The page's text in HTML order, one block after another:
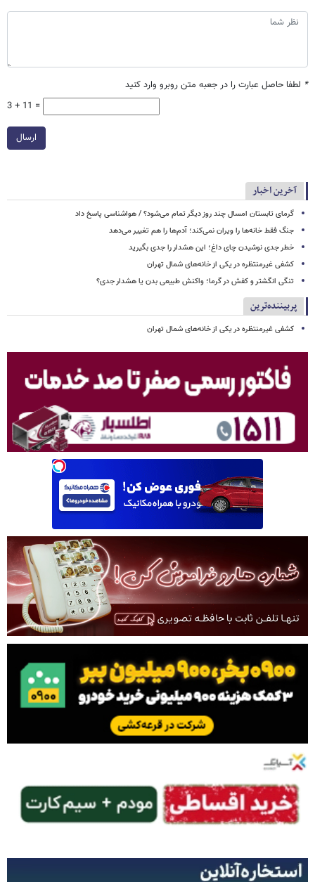
* لطفا حاصل عبارت را در جعبه متن روبرو وارد کنید
3 + 11 =
ارسال
آخرین اخبار
گرمای تابستان امسال چند روز دیگر تمام می‌شود؟ / هواشناسی پاسخ داد
جنگ فقط خانه‌ها را ویران نمی‌کند؛ آدم‌ها را هم تغییر می‌دهد
خطر جدی نوشیدن چای داغ؛ این هشدار را جدی بگیرید
کشفی غیرمنتظره در یکی از خانه‌های شمال تهران
تنگی انگشتر و کفش در گرما؛ واکنش طبیعی بدن یا هشدار جدی؟
پربیننده‌ترین
کشفی غیرمنتظره در یکی از خانه‌های شمال تهران